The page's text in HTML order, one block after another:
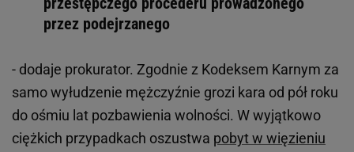
przez podejrzanego
- dodaje prokurator. Zgodnie z Kodeksem Karnym za
samo wyłudzenie mężczyźnie grozi kara od pół roku
do ośmiu lat pozbawienia wolności. W wyjątkowo
ciężkich przypadkach oszustwa pobyt w więzieniu